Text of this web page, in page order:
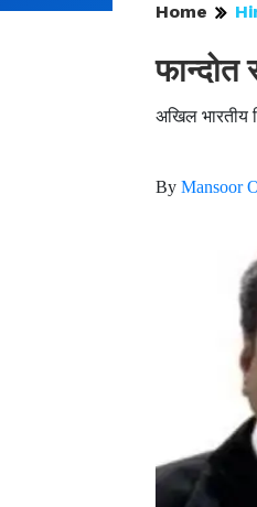
Home
फान्दोत
अखिल भारतीय
By Mansoor